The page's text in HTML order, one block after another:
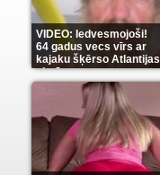
VIDEO: Iedvesmojoši!
64 gadus vecs vīrs ar
kajaku šķērso Atlantijas
okeānu(5)